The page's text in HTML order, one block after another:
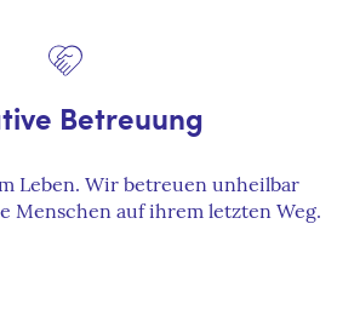
Betreuung
Leben. Wir betreuen unheilbar
Menschen auf ihrem letzten Weg.